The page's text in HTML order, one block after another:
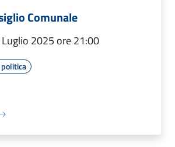
Comunale
2025 ore 21:00